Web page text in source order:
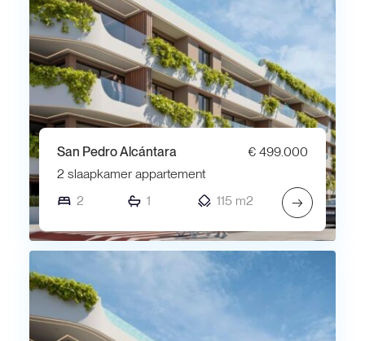
San Pedro Alcántara
€ 499.000
2 slaapkamer appartement
2
1 115 m2 →